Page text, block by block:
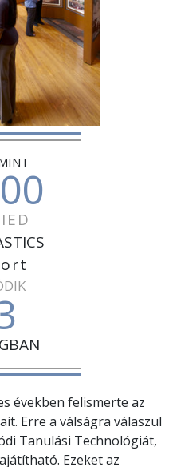
években felismerte az
Erre a válságra válaszul
Tanulási Technológiát,
Ezeket az